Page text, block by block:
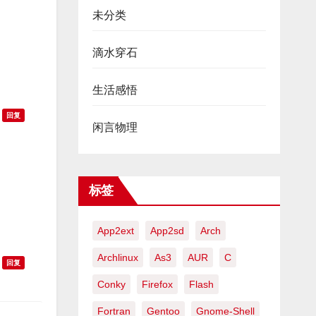
回复
回复
未分类
滴水穿石
生活感悟
闲言物理
标签
App2ext App2sd Arch
Archlinux As3 AUR C
Conky Firefox Flash
Fortran Gentoo Gnome-Shell